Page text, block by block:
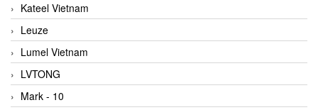
Kateel Vietnam
Leuze
Lumel Vietnam
LVTONG
Mark - 10